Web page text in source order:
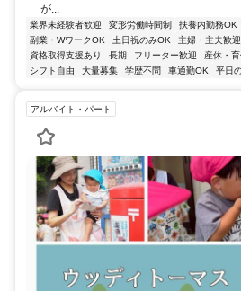
が...
業界未経験者歓迎 変形労働時間制 扶養内勤務OK
副業・WワークOK
土日祝のみOK 主婦・主夫歓迎
資格取得支援あり
長期 フリーター歓迎 産休・
シフト自由
大量募集 学歴不問 車通勤OK 平日
アルバイト・パート